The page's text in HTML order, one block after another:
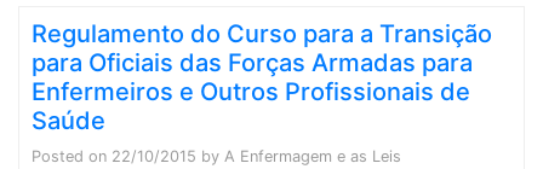
Regulamento do Curso para a Transição
para Oficiais das Forças Armadas para
Enfermeiros e Outros Profissionais de
Saúde
Posted on 22/10/2015 by A Enfermagem e as Leis